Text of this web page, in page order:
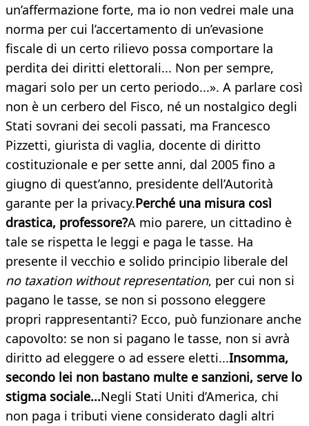
un’affermazione forte, ma io non vedrei male una
norma per cui l’accertamento di un’evasione
fiscale di un certo rilievo possa comportare la
perdita dei diritti elettorali... Non per sempre,
magari solo per un certo periodo...». A parlare così
non è un cerbero del Fisco, né un nostalgico degli
Stati sovrani dei secoli passati, ma Francesco
Pizzetti, giurista di vaglia, docente di diritto
costituzionale e per sette anni, dal 2005 fino a
giugno di quest’anno, presidente dell’Autorità
garante per la privacy.Perché una misura così
drastica, professore?A mio parere, un cittadino è
tale se rispetta le leggi e paga le tasse. Ha
presente il vecchio e solido principio liberale del
no taxation without representation, per cui non si
pagano le tasse, se non si possono eleggere
propri rappresentanti? Ecco, può funzionare anche
capovolto: se non si pagano le tasse, non si avrà
diritto ad eleggere o ad essere eletti...Insomma,
secondo lei non bastano multe e sanzioni, serve lo
stigma sociale...Negli Stati Uniti d’America, chi
non paga i tributi viene considerato dagli altri